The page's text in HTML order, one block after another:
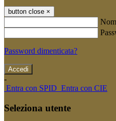
button close ×
Password dimenticata?
-
Entra con SPID Entra con CIE
Seleziona utente